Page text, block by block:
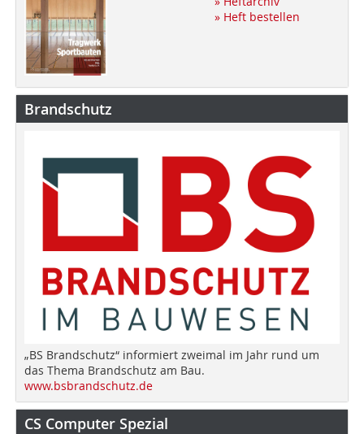
» Heft bestellen
Brandschutz
„BS Brandschutz“ informiert zweimal im Jahr rund um
das Thema Brandschutz am Bau.
www.bsbrandschutz.de
CS Computer Spezial